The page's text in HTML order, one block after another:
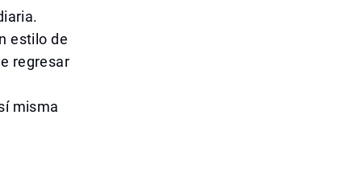
estilo de
regresar
misma